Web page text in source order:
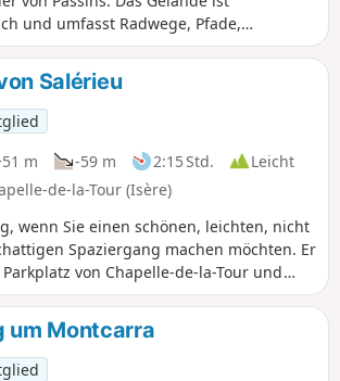
und umfasst Radwege, Pfade,
Straßen. Im Herbst ist die Landschaft
Salérieu
m -59 m 2:15 Std.
Leicht
de-la-Tour (Isère)
wenn Sie einen schönen, leichten, nicht
Spaziergang machen möchten. Er
von Chapelle-de-la-Tour und
Ausrüstung. Potenziell können
Rinder usw. beobachten. Wir waren im
Ihnen, morgens zu gehen, damit
und die Temperaturen im Sommer
um Montcarra